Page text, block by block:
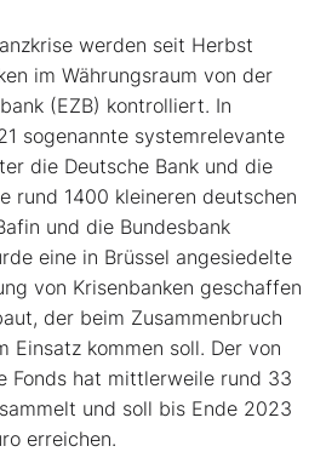
werden seit Herbst
im Währungsraum von der
(EZB) kontrolliert. In
sogenannte systemrelevante
die Deutsche Bank und die
rund 1400 kleineren deutschen
und die Bundesbank
eine in Brüssel angesiedelte
von Krisenbanken geschaffen
der beim Zusammenbruch
Einsatz kommen soll. Der von
Fonds hat mittlerweile rund 33
und soll bis Ende 2023
erreichen.